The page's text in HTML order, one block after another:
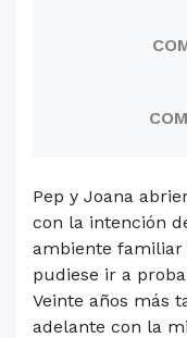
Pep y Joana
con la intención
ambiente familiar
pudiese ir a
Veinte años más
adelante con la